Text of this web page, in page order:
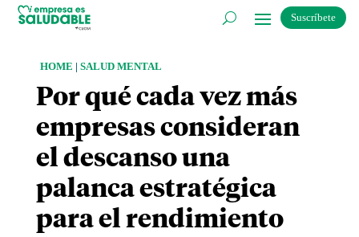
Suscríbete
HOME SALUD MENTAL
Por qué cada vez más
empresas consideran
el descanso una
palanca estratégica
para el rendimiento